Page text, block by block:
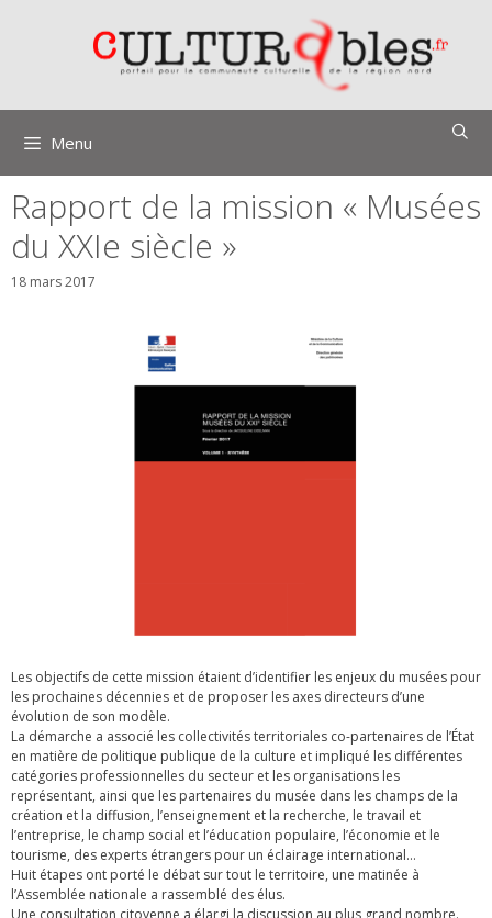
Menu
Rapport de la mission « Musées
du XXIe siècle »
18 mars 2017
Les objectifs de cette mission étaient d’identifier les enjeux du musées pour
les prochaines décennies et de proposer les axes directeurs d’une
évolution de son modèle.
La démarche a associé les collectivités territoriales co-partenaires de l’État
en matière de politique publique de la culture et impliqué les différentes
catégories professionnelles du secteur et les organisations les
représentant, ainsi que les partenaires du musée dans les champs de la
création et la diffusion, l’enseignement et la recherche, le travail et
l’entreprise, le champ social et l’éducation populaire, l’économie et le
tourisme, des experts étrangers pour un éclairage international…
Huit étapes ont porté le débat sur tout le territoire, une matinée à
l’Assemblée nationale a rassemblé des élus.